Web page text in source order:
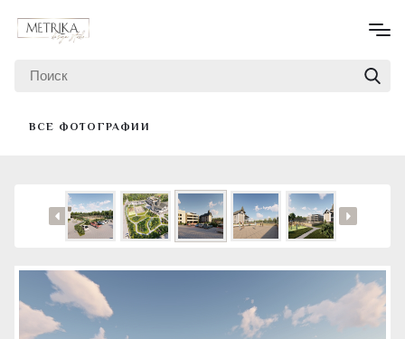
ВСЕ ФОТОГРАФИИ